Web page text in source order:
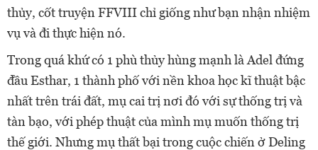
thủy, cốt truyện FFVIII chỉ giống như bạn nhận nhiệm
vụ và đi thực hiện nó.
Trong quá khứ có 1 phù thủy hùng mạnh là Adel đứng
đầu Esthar, 1 thành phố với nền khoa học kĩ thuật bậc
nhất trên trái đất, mụ cai trị nơi đó với sự thống trị và
tàn bạo, với phép thuật của mình mụ muốn thống trị
thế giới. Nhưng mụ thất bại trong cuộc chiến ở Deling